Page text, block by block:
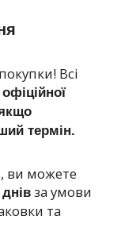
Всі
термін.
ви можете
за умови
та